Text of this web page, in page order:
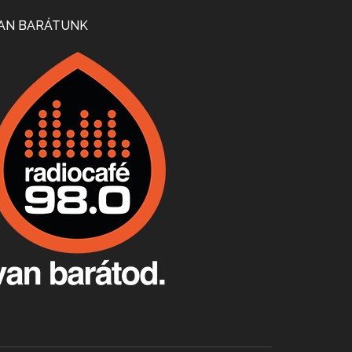
Apr 24, 2026 • 00:38:10
Villány, kékfrankos, Jackfall
Apr 17, 2026 • 00:35:38
Apr 9, 2026 • 00:37:17
BARÁTUNK